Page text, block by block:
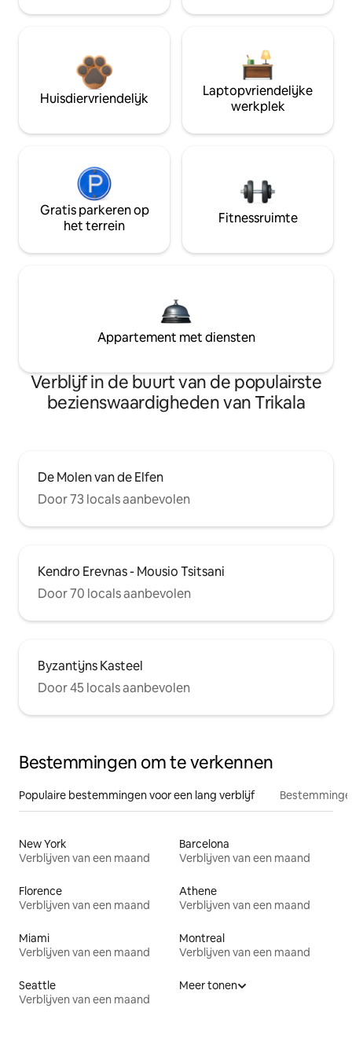
Huisdiervriendelijk
Laptopvriendelijke
werkplek
Gratis parkeren op
het terrein
Fitnessruimte
Appartement met diensten
Verblijf in de buurt van de populairste
bezienswaardigheden van Trikala
De Molen van de Elfen
Door 73 locals aanbevolen
Kendro Erevnas - Mousio Tsitsani
Door 70 locals aanbevolen
Byzantijns Kasteel
Door 45 locals aanbevolen
Bestemmingen om te verkennen
Populaire bestemmingen voor een lang verblijf
New York
Verblijven van een maand
Barcelona
Verblijven van een maand
Florence
Verblijven van een maand
Athene
Verblijven van een maand
Miami
Verblijven van een maand
Montreal
Verblijven van een maand
Seattle
Verblijven van een maand
Meer tonen